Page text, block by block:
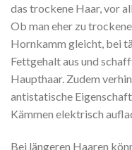
das trockene Haar, vor
Ob man eher zu
Hornkamm gleicht, bei
Fettgehalt aus und
Haupthaar. Zudem
antistatische
Kämmen elektrisch
Bei längeren Haaren